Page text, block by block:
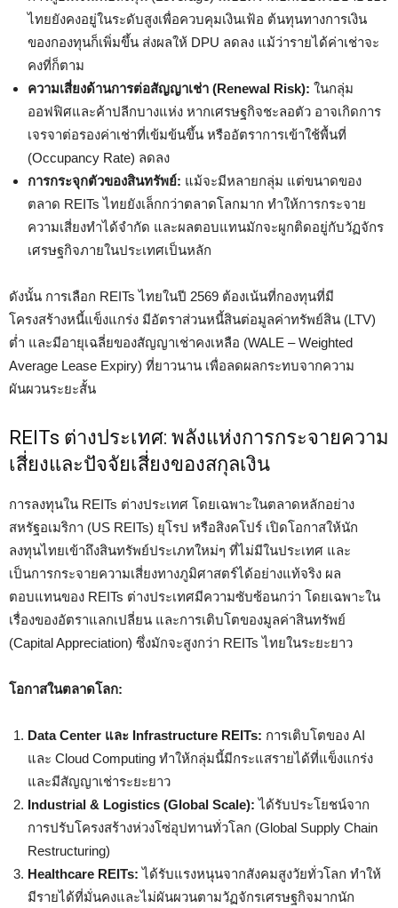
ไทยยังคงอยู่ในระดับสูงเพื่อควบคุมเงินเฟ้อ ต้นทุนทางการเงิน
ของกองทุนก็เพิ่มขึ้น ส่งผลให้ DPU ลดลง แม้ว่ารายได้ค่าเช่าจะ
คงที่ก็ตาม
ความเสี่ยงด้านการต่อสัญญาเช่า (Renewal Risk): ในกลุ่ม
ออฟฟิศและค้าปลีกบางแห่ง หากเศรษฐกิจชะลอตัว อาจเกิดการ
เจรจาต่อรองค่าเช่าที่เข้มข้นขึ้น หรืออัตราการเข้าใช้พื้นที่
(Occupancy Rate) ลดลง
การกระจุกตัวของสินทรัพย์: แม้จะมีหลายกลุ่ม แต่ขนาดของ
ตลาด REITs ไทยยังเล็กกว่าตลาดโลกมาก ทำให้การกระจาย
ความเสี่ยงทำได้จำกัด และผลตอบแทนมักจะผูกติดอยู่กับวัฏจักร
เศรษฐกิจภายในประเทศเป็นหลัก
ดังนั้น การเลือก REITs ไทยในปี 2569 ต้องเน้นที่กองทุนที่มี
โครงสร้างหนี้แข็งแกร่ง มีอัตราส่วนหนี้สินต่อมูลค่าทรัพย์สิน (LTV)
ต่ำ และมีอายุเฉลี่ยของสัญญาเช่าคงเหลือ (WALE – Weighted
Average Lease Expiry) ที่ยาวนาน เพื่อลดผลกระทบจากความ
ผันผวนระยะสั้น
REITs ต่างประเทศ: พลังแห่งการกระจายความ
เสี่ยงและปัจจัยเสี่ยงของสกุลเงิน
การลงทุนใน REITs ต่างประเทศ โดยเฉพาะในตลาดหลักอย่าง
สหรัฐอเมริกา (US REITs) ยุโรป หรือสิงคโปร์ เปิดโอกาสให้นัก
ลงทุนไทยเข้าถึงสินทรัพย์ประเภทใหม่ๆ ที่ไม่มีในประเทศ และ
เป็นการกระจายความเสี่ยงทางภูมิศาสตร์ได้อย่างแท้จริง ผล
ตอบแทนของ REITs ต่างประเทศมีความซับซ้อนกว่า โดยเฉพาะใน
เรื่องของอัตราแลกเปลี่ยน และการเติบโตของมูลค่าสินทรัพย์
(Capital Appreciation) ซึ่งมักจะสูงกว่า REITs ไทยในระยะยาว
โอกาสในตลาดโลก:
Data Center และ Infrastructure REITs: การเติบโตของ AI
และ Cloud Computing ทำให้กลุ่มนี้มีกระแสรายได้ที่แข็งแกร่ง
และมีสัญญาเช่าระยะยาว
Industrial & Logistics (Global Scale): ได้รับประโยชน์จาก
การปรับโครงสร้างห่วงโซ่อุปทานทั่วโลก (Global Supply Chain
Restructuring)
Healthcare REITs: ได้รับแรงหนุนจากสังคมสูงวัยทั่วโลก ทำให้
มีรายได้ที่มั่นคงและไม่ผันผวนตามวัฏจักรเศรษฐกิจมากนัก